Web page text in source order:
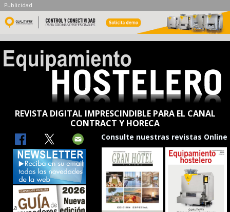
Publicidad
REVISTA DIGITAL IMPRESCINDIBLE PARA EL CANAL
CONTRACT Y HORECA
Consulte nuestras revistas Online